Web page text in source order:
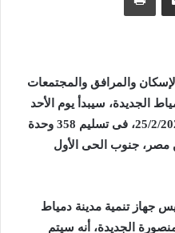
والمرافق والمجتمعات
الجديدة، سيبدأ يوم الأحد
3/1/2021، وحتى يوم الخميس 25/2/2021، فى تسليم 358 وحدة
سكن مصر، جنوب الحى الأول
جهاز تنمية مدينة دمياط
الجديدة، أنه سيتم